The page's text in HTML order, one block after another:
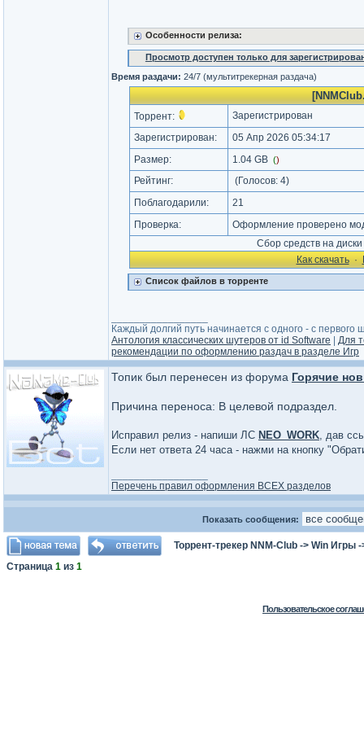
Особенности релиза:
Просмотр доступен только для
Время раздачи: 24/7 (мультитрекерная раздача)
Торрент:
Зарегистрирован
Зарегистрирован:
05 Апр 2026 05:34:17
Размер:
1.04 GB ()
Рейтинг: (Голосов: 4)
Поблагодарили:
21
Проверка:
Оформление проверено
Сбор средств на
Как cкачать·
Список файлов в торренте
Каждый долгий путь начинается с одного - с первого
Антология классических шутеров от id Software
Для
рекомендации по оформлению раздач в разделе Игр
Топик был перенесен из форума Горячие
Причина переноса: В целевой подраздел.
Исправил релиз - напиши ЛС NEO_WORK, дав
Если нет ответа 24 часа - нажми на кнопку
Перечень правил оформления ВСЕХ разделов
Показать сообщения:
Торрент-трекер NNM-Club -> Win Игры
Страница 1 из 1
Пользовательское